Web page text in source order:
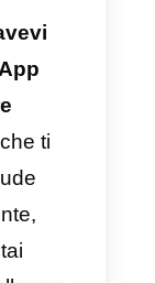
tornare
e così via
dal
il